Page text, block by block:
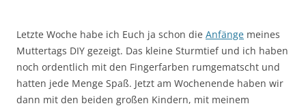
Letzte Woche habe ich Euch ja schon die Anfänge meines
Muttertags DIY gezeigt. Das kleine Sturmtief und ich haben
noch ordentlich mit den Fingerfarben rumgematscht und
hatten jede Menge Spaß. Jetzt am Wochenende haben wir
dann mit den beiden großen Kindern, mit meinem